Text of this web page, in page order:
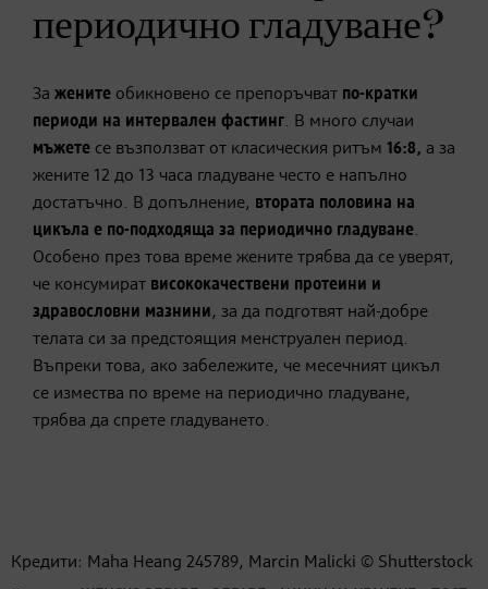
периодично гладуване?
За жените обикновено се препоръчват по-кратки
периоди на интервален фастинг. В много случаи
мъжете се възползват от класическия ритъм 16:8, а за
жените 12 до 13 часа гладуване често е напълно
достатъчно. В допълнение, втората половина на
цикъла е по-подходяща за периодично гладуване.
Особено през това време жените трябва да се уверят,
че консумират висококачествени протеини и
здравословни мазнини, за да подготвят най-добре
телата си за предстоящия менструален период.
Въпреки това, ако забележите, че месечният цикъл
се измества по време на периодично гладуване,
трябва да спрете гладуването.
Кредити: Maha Heang 245789, Marcin Malicki © Shutterstock